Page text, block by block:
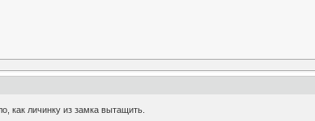
как личинку из замка вытащить.